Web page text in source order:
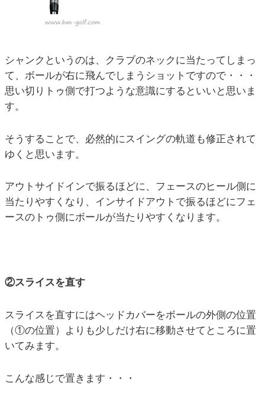
シャンクというのは、クラブのネックに当たってしまっ
て、ボールが右に飛んでしまうショットですので・・・
思い切りトゥ側で打つような意識にするといいと思いま
す。
そうすることで、必然的にスイングの軌道も修正されて
ゆくと思います。
アウトサイドインで振るほどに、フェースのヒール側に
当たりやすくなり、インサイドアウトで振るほどにフェ
ースのトゥ側にボールが当たりやすくなります。
②スライスを直す
スライスを直すにはヘッドカバーをボールの外側の位置
（①の位置）よりも少しだけ右に移動させてところに置
いてみます。
こんな感じで置きます・・・